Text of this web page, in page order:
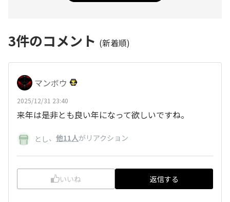
3件のコメント (新着順)
マンボウ
2025/12/31 23:40
来年は是非とも良い年になって欲しいですね。
とし、 他11人がリアクション
いいね 返信する